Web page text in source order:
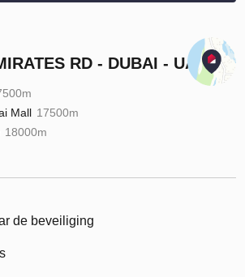
RD - DUBAI - UAE
Mall 17500m
18000m
de beveiliging